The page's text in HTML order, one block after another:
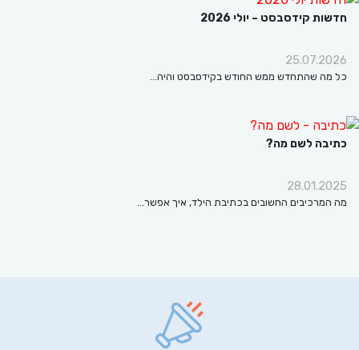
קידסבסט – יולי 2026
שהתחדש ממש החודש בקידסבסט והיה…
לשם מה?
החשובים בכתיבת הילד, איך אפשר…